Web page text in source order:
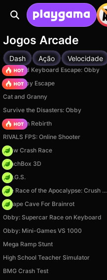
Jogos Arcade
Dash Ação Velocidade
+1 Speed Keyboard Escape: Obby
Your Obby Escape
Cat and Granny
Survive the Disasters: Obby
Stickman Rebirth
RIVALS FPS: Online Shooter
Draw Crash Race
PunchBox 3D
H.O.G.S.
The Race of the Apocalypse: Crush the Zombies!
Escape Cave For Brainrot
Obby: Supercar Race on Keyboard
Obby: Mini-Games VS 1000
Mega Ramp Stunt
High School Teacher Simulator
BMG Crash Test